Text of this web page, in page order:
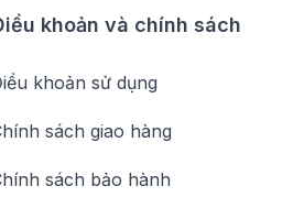
khoản và chính sách
khoản sử dụng
sách giao hàng
sách bảo hành